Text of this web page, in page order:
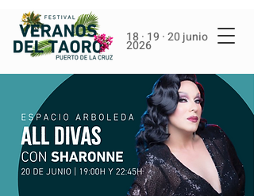
18 · 19 · 20 junio
2026